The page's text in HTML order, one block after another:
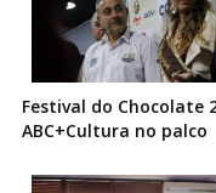
Festival do Chocolate
ABC+Cultura no palco